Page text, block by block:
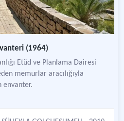
(1964)
Etüd ve Planlama Dairesi
memurlar aracılığıyla
envanter.